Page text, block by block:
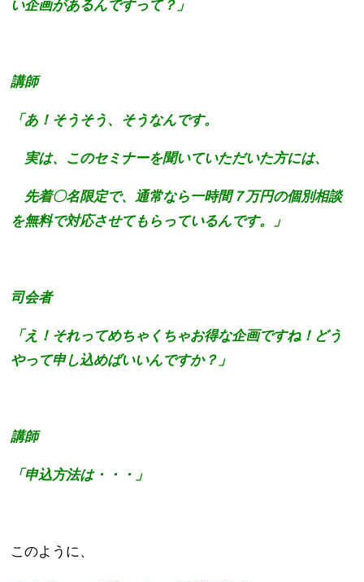
い企画があるんですって？」
講師
「あ！そうそう、そうなんです。
実は、このセミナーを聞いていただいた方には、
先着〇名限定で、通常なら一時間７万円の個別相談
を無料で対応させてもらっているんです。」
司会者
「え！それってめちゃくちゃお得な企画ですね！どう
やって申し込めばいいんですか？」
講師
「申込方法は・・・」
このように、